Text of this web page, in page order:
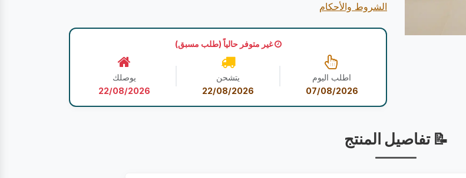
الشروط والأحكام
غير متوفر حالياً (طلب مسبق)
اطلب اليوم
07/08/2026
يتشحن
22/08/2026
يوصلك
22/08/2026
📝 تفاصيل المنتج